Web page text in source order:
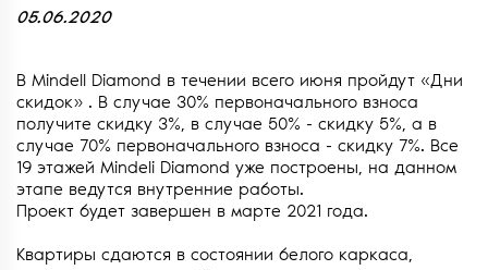
05.06.2020
В Mindell Diamond в течении всего июня пройдут «Дни
скидок» . В случае 30% первоначального взноса
получите скидку 3%, в случае 50% - скидку 5%, а в
случае 70% первоначального взноса - скидку 7%. Все
19 этажей Mindeli Diamond уже построены, на данном
этапе ведутся внутренние работы.
Проект будет завершен в марте 2021 года.
Квартиры сдаются в состоянии белого каркаса,